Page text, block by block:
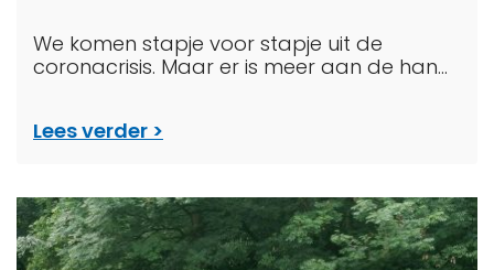
We komen stapje voor stapje uit de
coronacrisis. Maar er is meer aan de han...
Lees verder